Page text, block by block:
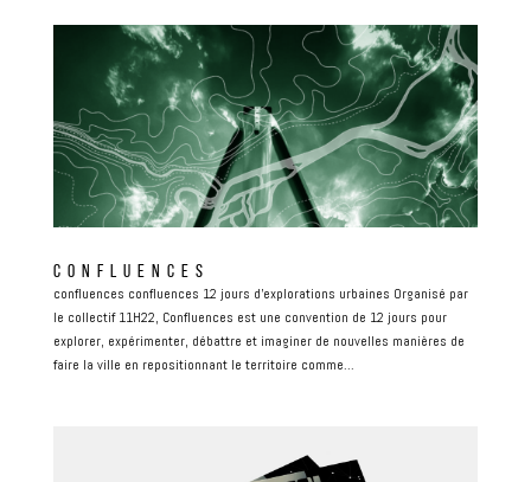
CONFLUENCES
confluences confluences 12 jours d’explorations urbaines Organisé par
le collectif 11H22, Confluences est une convention de 12 jours pour
explorer, expérimenter, débattre et imaginer de nouvelles manières de
faire la ville en repositionnant le territoire comme...